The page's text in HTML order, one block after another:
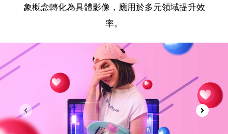
象概念轉化為具體影像，應用於多元領域提升效
率。